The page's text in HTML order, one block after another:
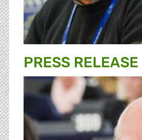
PRESS RELEASE